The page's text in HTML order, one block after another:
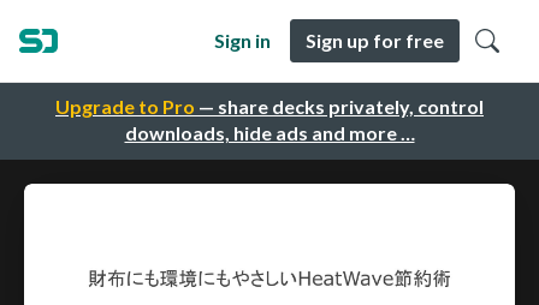
Upgrade to Pro — share decks privately, control
downloads, hide ads and more …
Sign in Sign up for free